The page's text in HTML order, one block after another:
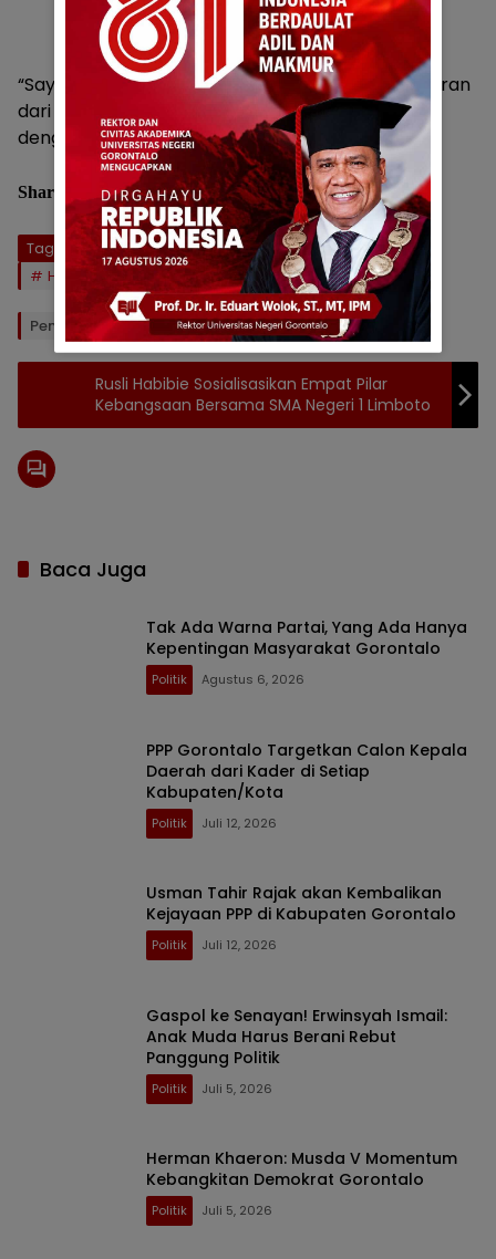
“Saya tentunya merasa bangga mendapat tawaran
dari pak Rusli Habibie, Insya Allah,” ucap Hendra
dengan senyum khasnya.
Share :
Tag:
DPD I Partai Golkar Provinsi Gorontalo
Hendra Hemeto
Rusli Habibie
Penulis: Aldy
Rusli Habibie Sosialisasikan Empat Pilar
Kebangsaan Bersama SMA Negeri 1 Limboto
Baca Juga
Tak Ada Warna Partai, Yang Ada Hanya
Kepentingan Masyarakat Gorontalo
Politik Agustus 6, 2026
PPP Gorontalo Targetkan Calon Kepala
Daerah dari Kader di Setiap
Kabupaten/Kota
Politik Juli 12, 2026
Usman Tahir Rajak akan Kembalikan
Kejayaan PPP di Kabupaten Gorontalo
Politik Juli 12, 2026
Gaspol ke Senayan! Erwinsyah Ismail:
Anak Muda Harus Berani Rebut
Panggung Politik
Politik Juli 5, 2026
Herman Khaeron: Musda V Momentum
Kebangkitan Demokrat Gorontalo
Politik Juli 5, 2026